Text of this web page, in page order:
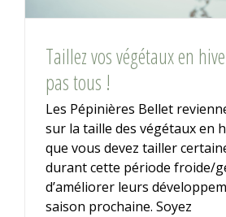
Taillez vos végétaux en
pas tous !
Les Pépinières Bellet
sur la taille des végétaux en
que vous devez tailler
durant cette période froide/
d’améliorer leurs
saison prochaine. Soyez